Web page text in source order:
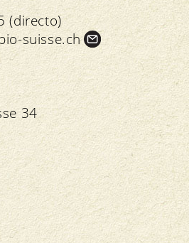
(directo)
suisse.ch
34